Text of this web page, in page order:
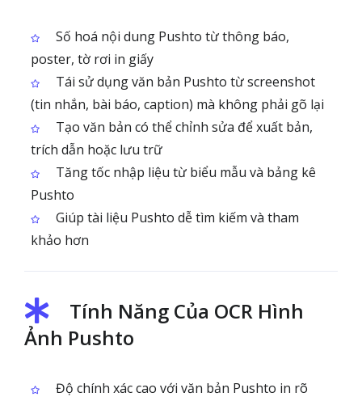
Số hoá nội dung Pushto từ thông báo,
poster, tờ rơi in giấy
Tái sử dụng văn bản Pushto từ screenshot
(tin nhắn, bài báo, caption) mà không phải gõ lại
Tạo văn bản có thể chỉnh sửa để xuất bản,
trích dẫn hoặc lưu trữ
Tăng tốc nhập liệu từ biểu mẫu và bảng kê
Pushto
Giúp tài liệu Pushto dễ tìm kiếm và tham
khảo hơn
Tính Năng Của OCR Hình
Ảnh Pushto
Độ chính xác cao với văn bản Pushto in rõ